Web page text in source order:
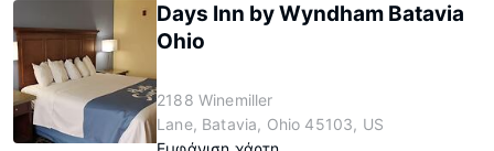
Days Inn by Wyndham Batavia
Ohio
2188 Winemiller
Lane, Batavia, Ohio 45103, US